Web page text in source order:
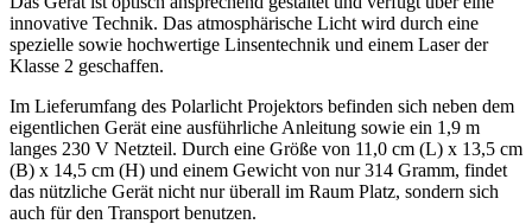
innovative Technik. Das atmosphärische Licht wird durch eine
spezielle sowie hochwertige Linsentechnik und einem Laser der
Klasse 2 geschaffen.
Im Lieferumfang des Polarlicht Projektors befinden sich neben dem
eigentlichen Gerät eine ausführliche Anleitung sowie ein 1,9 m
langes 230 V Netzteil. Durch eine Größe von 11,0 cm (L) x 13,5 cm
(B) x 14,5 cm (H) und einem Gewicht von nur 314 Gramm, findet
das nützliche Gerät nicht nur überall im Raum Platz, sondern sich
auch für den Transport benutzen.